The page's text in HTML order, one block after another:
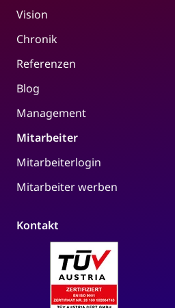
Vision
Chronik
Referenzen
Blog
Management
Mitarbeiter
Mitarbeiterlogin
Mitarbeiter werben
Kontakt